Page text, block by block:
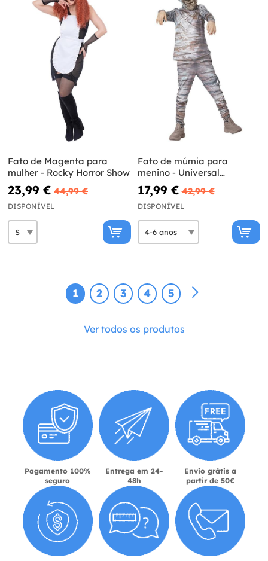
Fato de Magenta para
mulher - Rocky Horror Show
23,99 € 44,99 €
DISPONÍVEL
Fato de múmia para
menino - Universal
Monsters
17,99 € 42,99 €
DISPONÍVEL
1 2 3 4 5
Ver todos os produtos
Pagamento 100%
seguro
Entrega em 24-
48h
Envio grátis a
partir de 50€